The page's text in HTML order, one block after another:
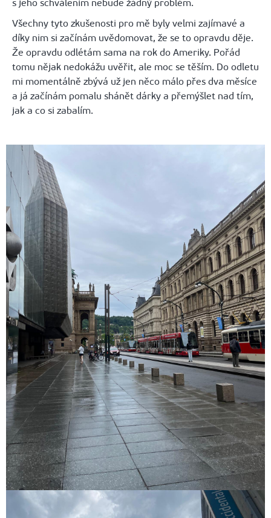
s jeho schválením nebude žádný problém.
Všechny tyto zkušenosti pro mě byly velmi zajímavé a
díky nim si začínám uvědomovat, že se to opravdu děje.
Že opravdu odlétám sama na rok do Ameriky. Pořád
tomu nějak nedokážu uvěřit, ale moc se těším. Do odletu
mi momentálně zbývá už jen něco málo přes dva měsíce
a já začínám pomalu shánět dárky a přemýšlet nad tím,
jak a co si zabalím.